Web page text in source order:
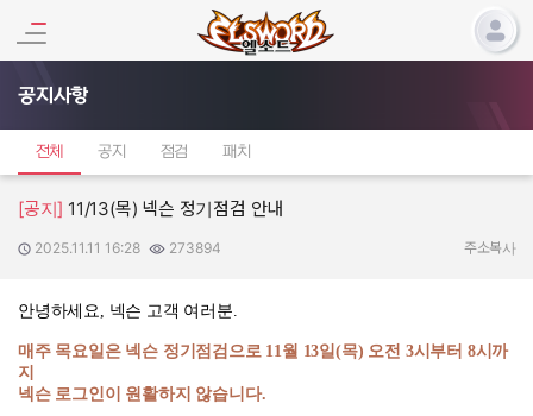
공지사항
전체 공지 점검 패치
[공지] 11/13(목) 넥슨 정기점검 안내
작성일:
2025.11.11 16:28
조회수: 273894 주소복사
안녕하세요, 넥슨 고객 여러분.
매주 목요일은 넥슨 정기점검으로11월 13일(목) 오전 3시부터 8시까
지
넥슨 로그인이 원활하지 않습니다.